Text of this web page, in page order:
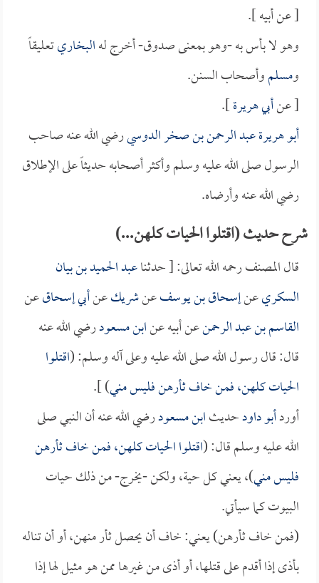
[ عن أبيه ].
وهو لا بأس به -وهو بمعنى صدوق- أخرج لهالبخاريتعليقاً
ومسلموأصحاب السنن.
[ عنأبي هريرة].
أبو هريرة عبد الرحمن بن صخر الدوسيرضي الله عنه صاحب
الرسول صلى الله عليه وسلم وأكثر أصحابه حديثاً على الإطلاق
رضي الله عنه وأرضاه.
شرح حديث (اقتلوا الحيات كلهن...)
قال المصنف رحمه الله تعالى: [ حدثناعبد الحميد بن بيان
السكريعنإسحاق بن يوسفعنشريكعنأبي إسحاقعن
القاسم بن عبد الرحمنعن أبيه عنابن مسعودرضي الله عنه
قال: قال رسول الله صلى الله عليه وعلى آله وسلم: (اقتلوا
الحيات كلهن، فمن خاف ثأرهن فليس مني) ].
أوردأبو داودحديثابن مسعودرضي الله عنه أن النبي صلى
الله عليه وسلم قال: (اقتلوا الحيات كلهن، فمن خاف ثأرهن
فليس مني)، يعني كل حية، ولكن -يخرج- من ذلك حيات
البيوت كما سيأتي.
(فمن خاف ثأرهن) يعني: خاف أن يحصل ثأر منهن، أو أن تناله
بأذى إذا أقدم على قتلها، أو أذى من غيرها ممن هو مثيل لها إذا